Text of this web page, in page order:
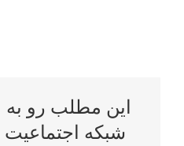
این مطلب رو به
شبکه